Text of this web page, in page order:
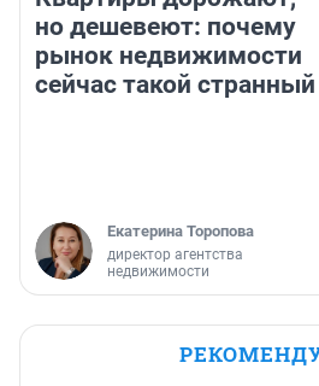
но дешевеют: почему
рынок недвижимости
сейчас такой странный
Екатерина Торопова
директор агентства
недвижимости